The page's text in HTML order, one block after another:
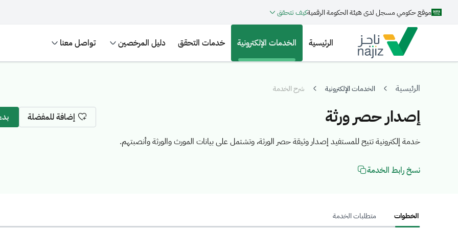
موقع حكومي مسجل لدى هيئة الحكومة الرقميةكيف تتحقق
الرئيسية الخدمات الإلكترونية خدمات التحقق دليل المرخصين تواصل معنا
الرئيسية الخدمات الإلكترونية شرح الخدمة
إصدار حصر ورثة
خدمة إلكترونية تتيح للمستفيد إصدار وثيقة حصر الورثة، وتشتمل على بيانات المورث والورثة وأنصبتهم.
نسخ رابط الخدمة